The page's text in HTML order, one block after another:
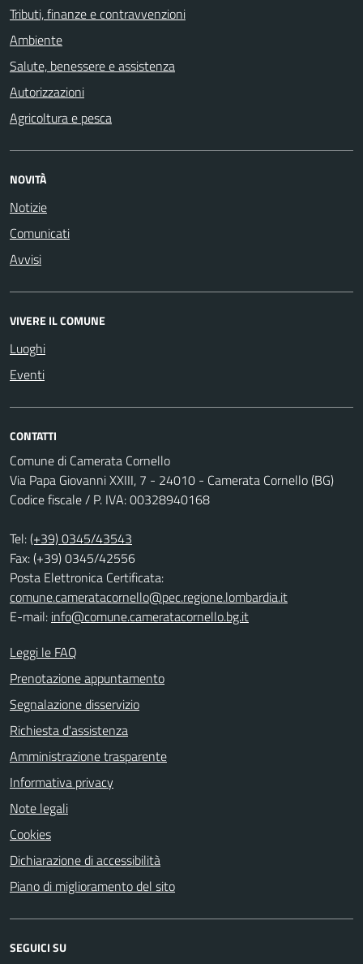
Tributi, finanze e contravvenzioni
Ambiente
Salute, benessere e assistenza
Autorizzazioni
Agricoltura e pesca
NOVITÀ
Notizie
Comunicati
Avvisi
VIVERE IL COMUNE
Luoghi
Eventi
CONTATTI
Comune di Camerata Cornello
Via Papa Giovanni XXIII, 7 - 24010 - Camerata Cornello (BG)
Codice fiscale / P. IVA: 00328940168
Tel:(+39) 0345/43543
Fax: (+39) 0345/42556
Posta Elettronica Certificata:
comune.cameratacornello@pec.regione.lombardia.it
E-mail: info@comune.cameratacornello.bg.it
Leggi le FAQ
Prenotazione appuntamento
Segnalazione disservizio
Richiesta d'assistenza
Amministrazione trasparente
Informativa privacy
Note legali
Cookies
Dichiarazione di accessibilità
Piano di miglioramento del sito
SEGUICI SU